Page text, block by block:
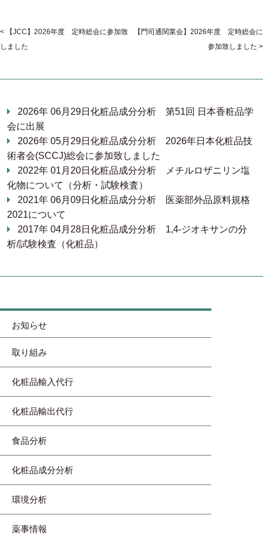
お知らせ
取り組み
化粧品輸入代行
化粧品輸出代行
食品分析
化粧品成分分析
環境分析
薬事情報
【JCC】2026年度 定時総会に参加致
しました
【門司通関業会】2026年度 定時総会に
参加致しました
2026年 06月29日 化粧品成分分析 第51回 日本香粧品学
会に出展
2026年 05月29日 化粧品成分分析 2026年日本化粧品技
術者会(SCCJ)総会に参加致しました
2022年 01月20日 化粧品成分分析
メチルロザニリン塩
化物について（分析・試験検査）
2021年 06月09日 化粧品成分分析
医薬部外品原料規格
2021について
2017年 04月28日 化粧品成分分析 1,4-ジオキサンの分
析/試験検査（化粧品）